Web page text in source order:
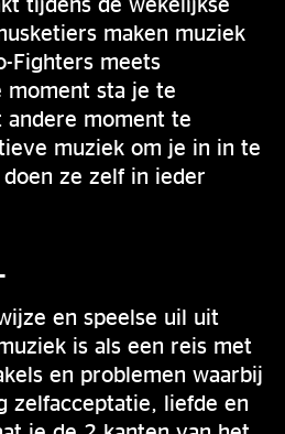
maken muziek
Fighters meets
moment sta je te
andere moment te
muziek om je in in te
ze zelf in ieder
en speelse uil uit
is als een reis met
en problemen waarbij
zelfacceptatie, liefde en